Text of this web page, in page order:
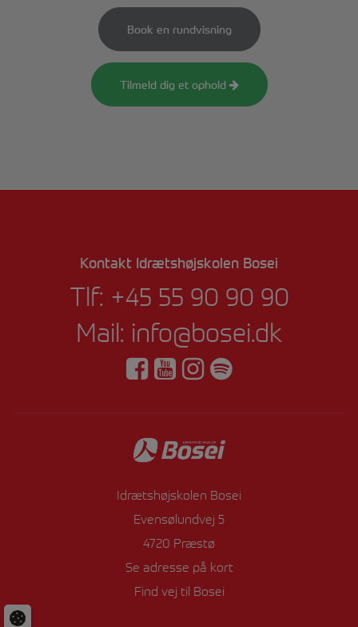
Book en rundvisning
Tilmeld dig et ophold
Kontakt Idrætshøjskolen Bosei
Tlf: +45 55 90 90 90
Mail: info@bosei.dk
Idrætshøjskolen Bosei
Evensølundvej 5
4720 Præstø
Se adresse på kort
Find vej til Bosei